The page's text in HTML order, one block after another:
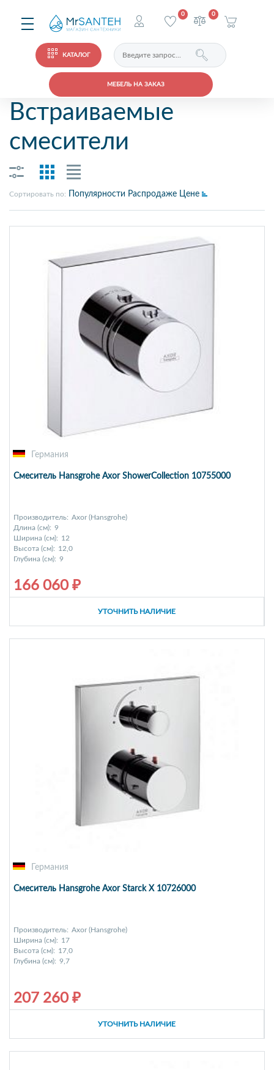
КАТАЛОГ
МЕБЕЛЬ НА ЗАКАЗ
0 0
Встраиваемые
смесители
Сортировать по: Популярности Распродаже Цене
Германия
Смеситель Hansgrohe Axor ShowerCollection 10755000
Производитель: Axor (Hansgrohe)
Длина (см): 9
Ширина (см): 12
Высота (см): 12,0
Глубина (см): 9
166 060 ₽
УТОЧНИТЬ НАЛИЧИЕ
Германия
Смеситель Hansgrohe Axor Starck Х 10726000
Производитель: Axor (Hansgrohe)
Ширина (см): 17
Высота (см): 17,0
Глубина (см): 9,7
207 260 ₽
УТОЧНИТЬ НАЛИЧИЕ